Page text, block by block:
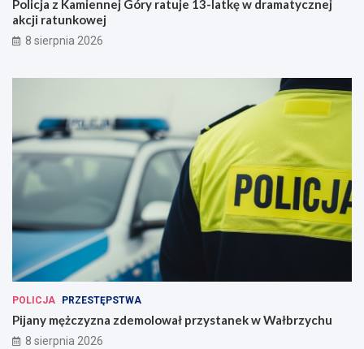
Policja z Kamiennej Góry ratuje 13-latkę w dramatycznej
akcji ratunkowej
8 sierpnia 2026
POLICJA PRZESTĘPSTWA
Pijany mężczyzna zdemolował przystanek w Wałbrzychu
8 sierpnia 2026